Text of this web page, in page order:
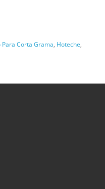
Corta Grama, Hoteche,